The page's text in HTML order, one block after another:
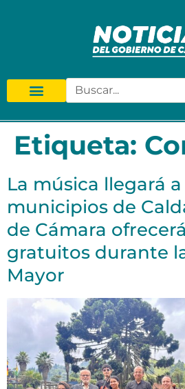
Etiqueta:
La música llegará
municipios de
de Cámara
gratuitos durante
Mayor